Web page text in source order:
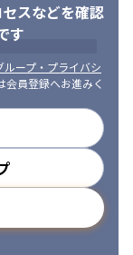
スなどを確認
す
ループ・プライバシ
員登録へお進みく